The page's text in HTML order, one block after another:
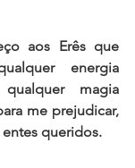
aos Erês que
energia
magia
me prejudicar,
queridos.